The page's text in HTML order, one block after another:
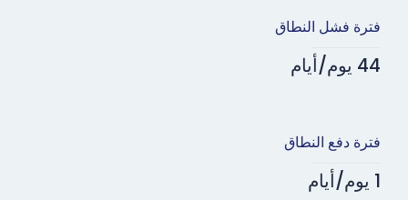
فترة فشل النطاق
44 يوم/أيام
فترة دفع النطاق
1 يوم/أيام